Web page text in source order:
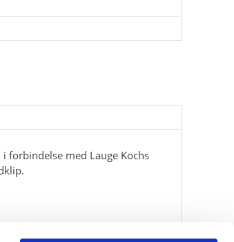
forbindelse med Lauge Kochs